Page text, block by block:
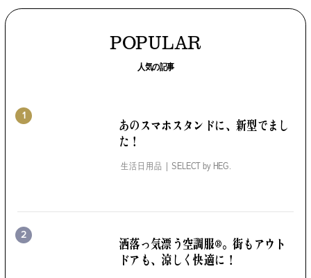
POPULAR
人気の記事
1 あのスマホスタンドに、新型でまし
た！
生活日用品 SELECT by HEG.
2 洒落っ気漂う空調服®。街もアウト
ドアも、涼しく快適に！